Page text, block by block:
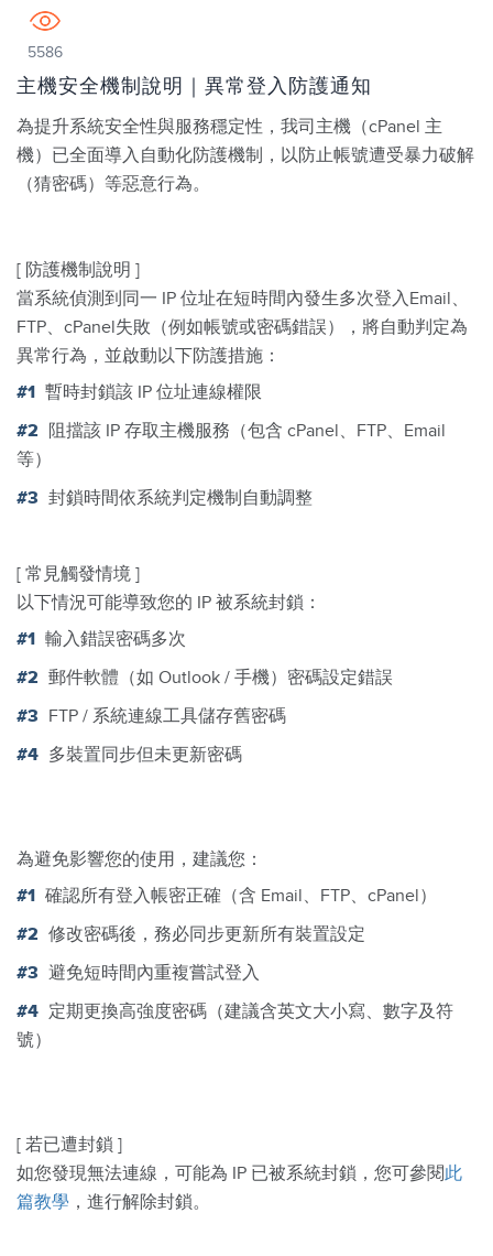
5586
主機安全機制說明｜異常登入防護通知
為提升系統安全性與服務穩定性，我司主機（cPanel 主
機）已全面導入自動化防護機制，以防止帳號遭受暴力破解
（猜密碼）等惡意行為。
[ 防護機制說明 ]
當系統偵測到同一 IP 位址在短時間內發生多次登入Email、
FTP、cPanel失敗（例如帳號或密碼錯誤），將自動判定為
異常行為，並啟動以下防護措施：
暫時封鎖該 IP 位址連線權限
阻擋該 IP 存取主機服務（包含 cPanel、FTP、Email
等）
封鎖時間依系統判定機制自動調整
[ 常見觸發情境 ]
以下情況可能導致您的 IP 被系統封鎖：
輸入錯誤密碼多次
郵件軟體（如 Outlook / 手機）密碼設定錯誤
FTP / 系統連線工具儲存舊密碼
多裝置同步但未更新密碼
為避免影響您的使用，建議您：
確認所有登入帳密正確（含 Email、FTP、cPanel）
修改密碼後，務必同步更新所有裝置設定
避免短時間內重複嘗試登入
定期更換高強度密碼（建議含英文大小寫、數字及符
號）
[ 若已遭封鎖 ]
如您發現無法連線，可能為 IP 已被系統封鎖，您可參閱此
篇教學 ，進行解除封鎖。